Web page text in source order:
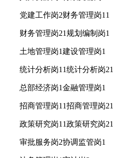
党建工作岗2财务管理岗11
财务管理岗21规划编制岗1
土地管理岗1建设管理岗1
统计分析岗11统计分析岗21
总部经济岗1金融管理岗1
招商管理岗11招商管理岗21
政策研究岗11政策研究岗21
审批服务岗2协调监管岗1